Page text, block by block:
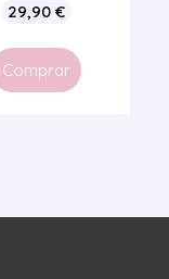
29,90€
Comprar